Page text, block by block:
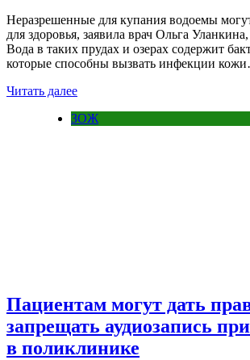
Неразрешенные для купания водоемы
для здоровья, заявила врач Ольга
Вода в таких прудах и озерах содержит
которые способны вызвать инфекции
Читать далее
ЗОЖ
Пациентам могут дать
запрещать аудиозапись
в поликлинике